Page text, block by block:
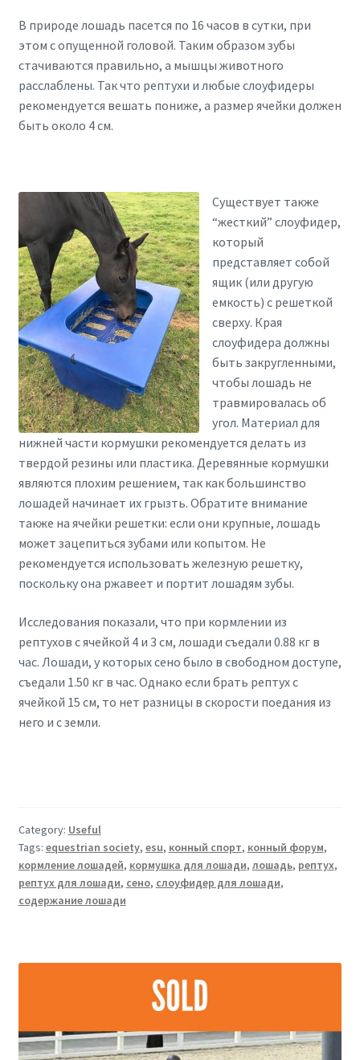
В природе лошадь пасется по 16 часов в сутки, при
этом с опущенной головой. Таким образом зубы
стачиваются правильно, а мышцы животного
расслаблены. Так что рептухи и любые слоуфидеры
рекомендуется вешать пониже, а размер ячейки должен
быть около 4 см.
Существует также
“жесткий” слоуфидер,
который
представляет собой
ящик (или другую
емкость) с решеткой
сверху. Края
слоуфидера должны
быть закругленными,
чтобы лошадь не
травмировалась об
угол. Материал для
нижней части кормушки рекомендуется делать из
твердой резины или пластика. Деревянные кормушки
являются плохим решением, так как большинство
лошадей начинает их грызть. Обратите внимание
также на ячейки решетки: если они крупные, лошадь
может зацепиться зубами или копытом. Не
рекомендуется использовать железную решетку,
поскольку она ржавеет и портит лошадям зубы.
Исследования показали, что при кормлении из
рептухов с ячейкой 4 и 3 см, лошади съедали 0.88 кг в
час. Лошади, у которых сено было в свободном доступе,
съедали 1.50 кг в час. Однако если брать рептух с
ячейкой 15 см, то нет разницы в скорости поедания из
него и с земли.
Category: Useful
Tags: equestrian society, esu, конный спорт, конный форум,
кормление лошадей, кормушка для лошади, лошадь, рептух,
рептух для лошади, сено, слоуфидер для лошади,
содержание лошади